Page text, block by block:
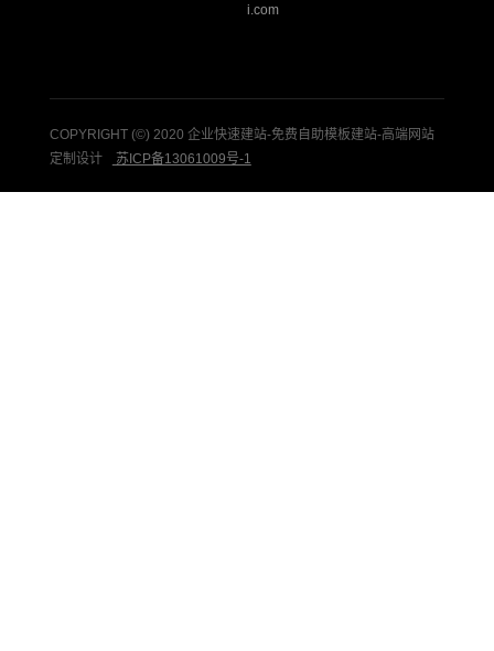
i.com
COPYRIGHT (©) 2020 企业快速建站-免费自助模板建站-高端网站
定制设计
苏ICP备13061009号-1